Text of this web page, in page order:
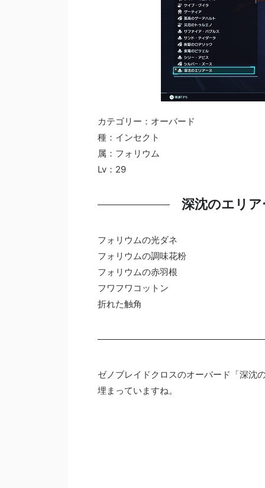
カテゴリー：オーバード
種：インセクト
属：フォリウム
Lv：29
深沈のエリ
フォリウムの光ダネ
フォリウムの調味花粉
フォリウムの赤羽根
フワフワコットン
折れた触角
ゼノブレイドクロスのオーバード「深沈
埋まっていますね。